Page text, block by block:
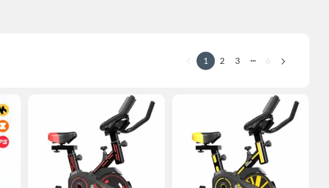
1 2 3 ... 6